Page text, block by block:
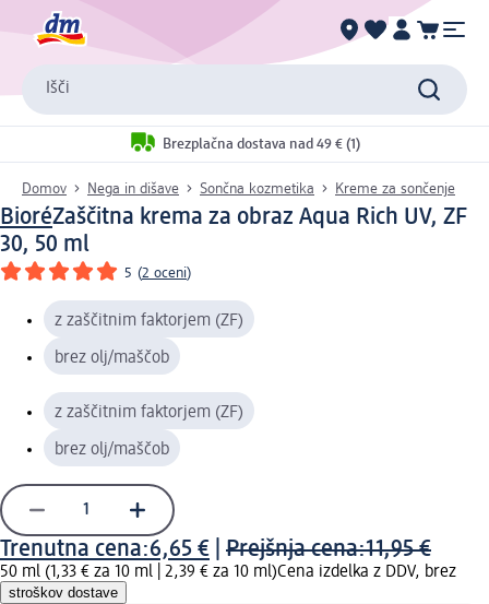
Išči
Brezplačna dostava nad 49 € (1)
Domov Nega in dišave Sončna kozmetika Kreme za sončenje
BioréZaščitna krema za obraz Aqua Rich UV, ZF
30, 50 ml
5 (2 oceni)
z zaščitnim faktorjem (ZF)
brez olj/maščob
z zaščitnim faktorjem (ZF)
brez olj/maščob
Trenutna cena:6,65 € Prejšnja cena:11,95 €
50 ml (1,33 € za 10 ml | 2,39 € za 10 ml)Cena izdelka z DDV, brez
stroškov dostave